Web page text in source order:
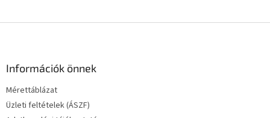
Információk önnek
Mérettáblázat
Üzleti feltételek (ÁSZF)